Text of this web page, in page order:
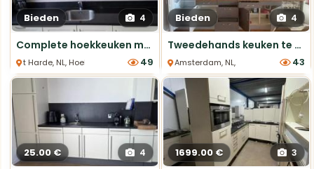
Bieden 4
Complete hoekkeuken met inbouwapparatuur
t Harde, NL, Hoek Keukens 49
Bieden 4
Tweedehands keuken te koop
Amsterdam, NL, Rechte Keukens
43
25.00 € 4 1699.00 € 3